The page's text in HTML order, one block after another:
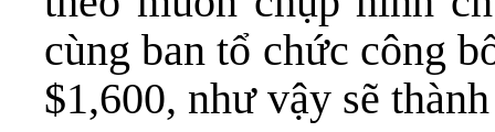
cùng ban tổ chức công
$1,600, như vậy sẽ